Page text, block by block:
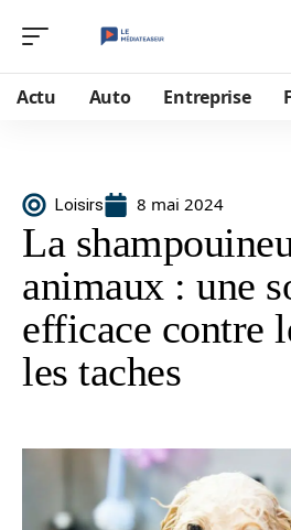
Actu Auto Entreprise
Loisirs 8 mai 2024
La
animaux : une
efficace contre
les taches